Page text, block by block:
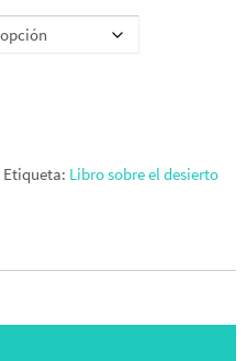
Etiqueta: Libro sobre el desierto